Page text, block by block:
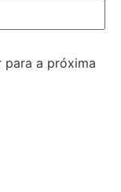
para a próxima